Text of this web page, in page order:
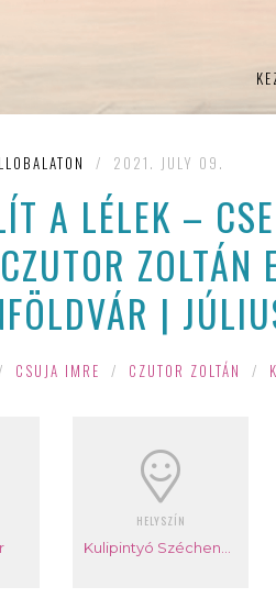
/ 2021. JULY 09.
A LÉLEK –
ZOLTÁN
|
/ CSUJA IMRE / CZUTOR ZOLTÁN /
HELYSZÍN